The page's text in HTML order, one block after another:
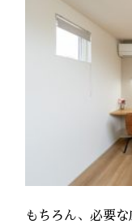
もちろん、必要